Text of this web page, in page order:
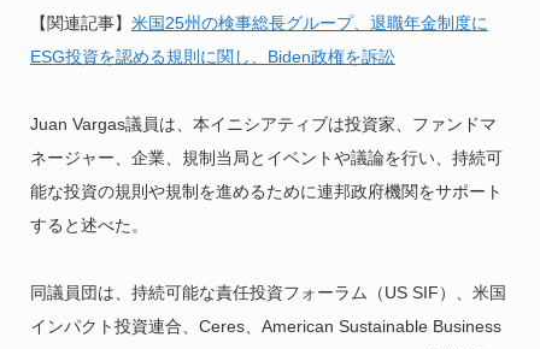
【関連記事】 米国25州の検事総長グループ、退職年金制度に
ESG投資を認める規則に関し、Biden政権を訴訟
Juan Vargas議員は、本イニシアティブは投資家、ファンドマ
ネージャー、企業、規制当局とイベントや議論を行い、持続可
能な投資の規則や規制を進めるために連邦政府機関をサポート
すると述べた。
同議員団は、持続可能な責任投資フォーラム（US SIF）、米国
インパクト投資連合、Ceres、American Sustainable Business